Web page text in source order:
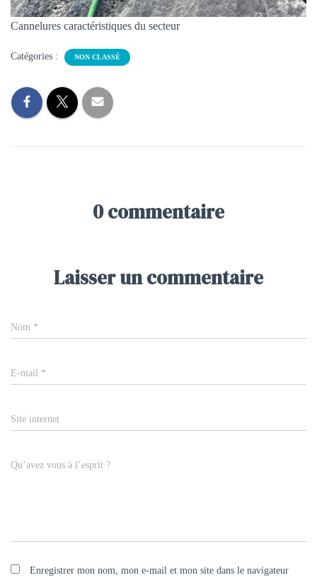
Cannelures caractéristiques du secteur
Catégories : NON CLASSÉ
0 commentaire
Laisser un commentaire
Nom *
E-mail *
Site internet
Qu’avez vous à l’esprit ?
Enregistrer mon nom, mon e-mail et mon site dans le navigateur